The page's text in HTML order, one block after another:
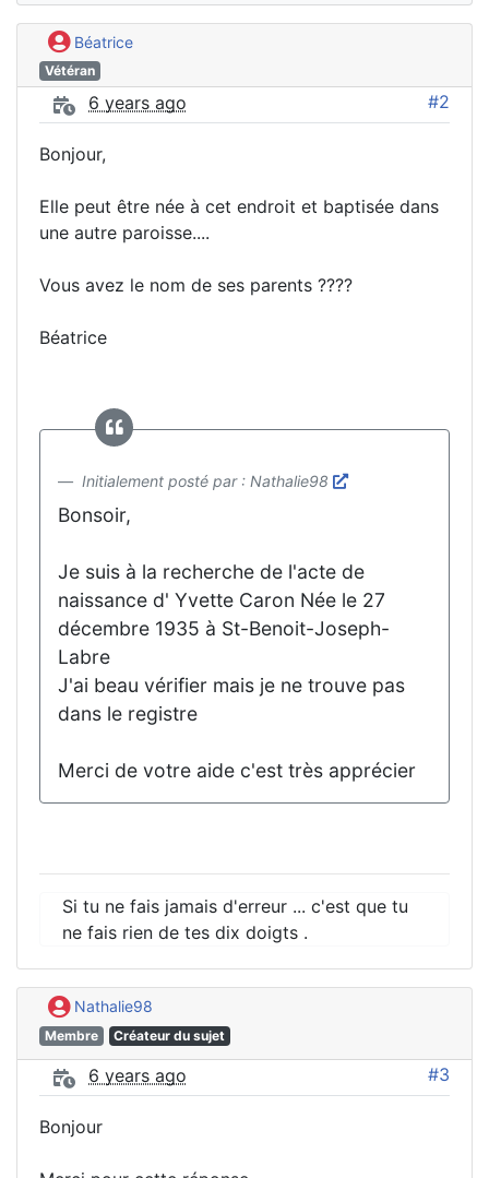
Béatrice
Vétéran
6 years ago #2
Bonjour,
Elle peut être née à cet endroit et baptisée dans
une autre paroisse....
Vous avez le nom de ses parents ????
Béatrice
Initialement posté par : Nathalie98
Bonsoir,
Je suis à la recherche de l'acte de
naissance d' Yvette Caron Née le 27
décembre 1935 à St-Benoit-Joseph-
Labre
J'ai beau vérifier mais je ne trouve pas
dans le registre
Merci de votre aide c'est très apprécier
Si tu ne fais jamais d'erreur ... c'est que tu
ne fais rien de tes dix doigts .
Nathalie98
Membre Créateur du sujet
6 years ago #3
Bonjour